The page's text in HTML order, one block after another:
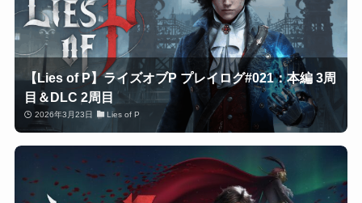
【Lies of P】ライズオブP プレイログ#021：本編 3周
目＆DLC 2周目
2026年3月23日 Lies of P